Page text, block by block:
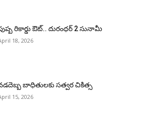
రికార్డు ఔట్‌.. దురంధ‌ర్ 2 సునామీ
18, 2026
బాధితులకు సత్వర చికిత్స
15, 2026